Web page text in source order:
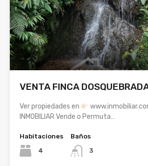
VENTA FINCA
Ver propiedades en
INMOBILIAR Vende o Permuta…
Habitaciones
4
Baños
3